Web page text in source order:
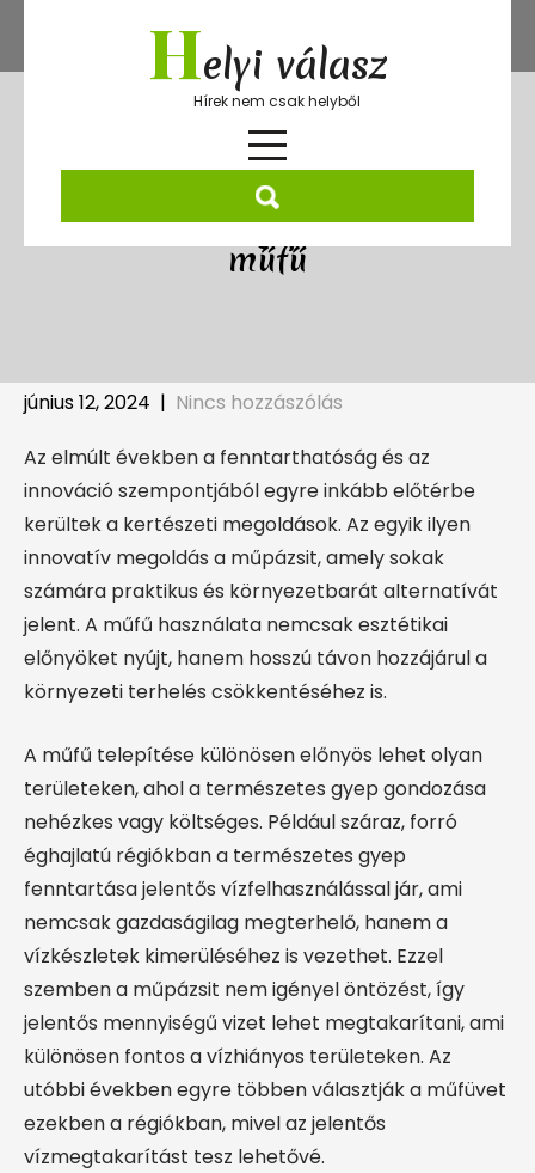
content
Helyi válasz
Hírek nem csak helyből
Fenntarthatóság és innováció: a
műfű
június 12, 2024 | Nincs hozzászólás
Az elmúlt években a fenntarthatóság és az
innováció szempontjából egyre inkább előtérbe
kerültek a kertészeti megoldások. Az egyik ilyen
innovatív megoldás a műpázsit, amely sokak
számára praktikus és környezetbarát alternatívát
jelent. A műfű használata nemcsak esztétikai
előnyöket nyújt, hanem hosszú távon hozzájárul a
környezeti terhelés csökkentéséhez is.
A műfű telepítése különösen előnyös lehet olyan
területeken, ahol a természetes gyep gondozása
nehézkes vagy költséges. Például száraz, forró
éghajlatú régiókban a természetes gyep
fenntartása jelentős vízfelhasználással jár, ami
nemcsak gazdaságilag megterhelő, hanem a
vízkészletek kimerüléséhez is vezethet. Ezzel
szemben a műpázsit nem igényel öntözést, így
jelentős mennyiségű vizet lehet megtakarítani, ami
különösen fontos a vízhiányos területeken. Az
utóbbi években egyre többen választják a műfüvet
ezekben a régiókban, mivel az jelentős
vízmegtakarítást tesz lehetővé.